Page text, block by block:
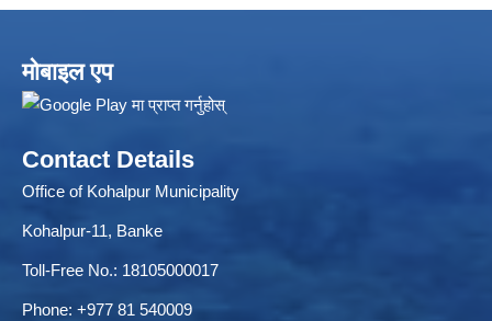
मोबाइल एप
Contact Details
Office of Kohalpur Municipality
Kohalpur-11, Banke
Toll-Free No.: 18105000017
Phone: +977 81 540009